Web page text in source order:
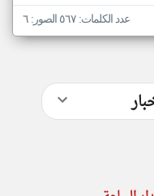
عدد الكلمات: ٥٦٧ الصور: ٦